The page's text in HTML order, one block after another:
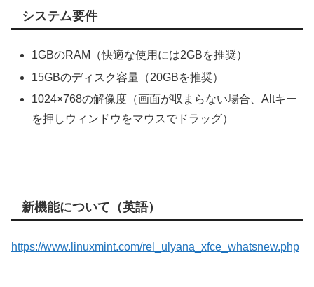
システム要件
1GBのRAM（快適な使用には2GBを推奨）
15GBのディスク容量（20GBを推奨）
1024×768の解像度（画面が収まらない場合、Altキー
を押しウィンドウをマウスでドラッグ）
新機能について（英語）
https://www.linuxmint.com/rel_ulyana_xfce_whatsnew.php